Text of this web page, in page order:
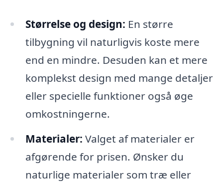
Størrelse og design: En større
tilbygning vil naturligvis koste mere
end en mindre. Desuden kan et mere
komplekst design med mange detaljer
eller specielle funktioner også øge
omkostningerne.
Materialer: Valget af materialer er
afgørende for prisen. Ønsker du
naturlige materialer som træ eller